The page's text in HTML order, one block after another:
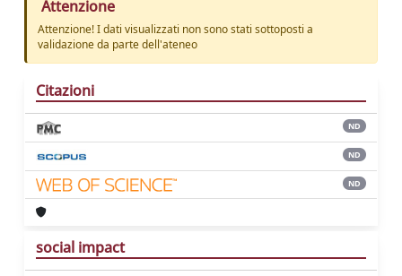
Attenzione
Attenzione! I dati visualizzati non sono stati sottoposti a
validazione da parte dell'ateneo
Citazioni
ND
ND
ND
social impact